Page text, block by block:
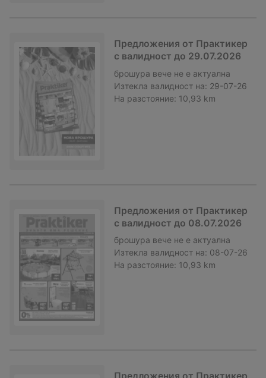
Предложения от Практикер
с валидност до 29.07.2026
брошура вече не е актуална
Изтекла валидност на: 29-07-26
На разстояние: 10,93 km
Предложения от Практикер
с валидност до 08.07.2026
брошура вече не е актуална
Изтекла валидност на: 08-07-26
На разстояние: 10,93 km
Предложения от Практикер